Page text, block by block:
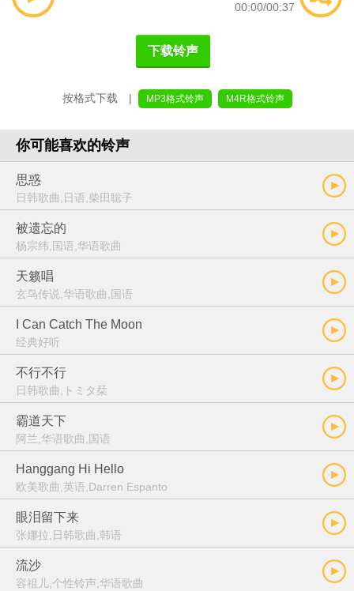
00:00/00:37
下载铃声
按格式下载 | MP3格式铃声 M4R格式铃声
你可能喜欢的铃声
思惑
日韩歌曲,日语,柴田聡子
被遗忘的
杨宗纬,国语,华语歌曲
天籁唱
玄鸟传说,华语歌曲,国语
I Can Catch The Moon
经典好听
不行不行
日韩歌曲,トミタ栞
霸道天下
阿兰,华语歌曲,国语
Hanggang Hi Hello
欧美歌曲,英语,Darren Espanto
眼泪留下来
张娜拉,日韩歌曲,韩语
流沙
容祖儿,个性铃声,华语歌曲